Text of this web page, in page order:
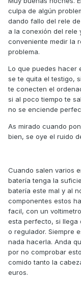
culpa de algún
dando fallo del rele
a la conexión del rele
conveniente medir la
problema.
Lo que puedes hacer
se te quita el testigo,
te conecten el
si al poco tiempo te
no se enciende
As mirado cuando
bien, se oye el ruido
Cuando salen varios
batería tenga la
batería este mal y al
componentes estos
facil, con un
esta perfecto, si llega
o regulador. Siempre
nada hacerla. Anda
por no comprobar
comido tanto la
euros.